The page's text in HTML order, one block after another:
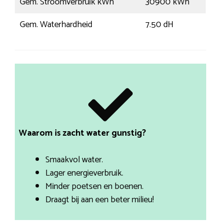
Gem. Waterhardheid
7.50 dH
Waarom is zacht water gunstig?
Smaakvol water.
Lager energieverbruik.
Minder poetsen en boenen.
Draagt bij aan een beter milieu!